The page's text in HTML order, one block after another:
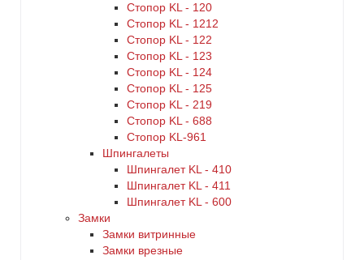
Стопор KL - 120
Стопор KL - 1212
Стопор KL - 122
Стопор KL - 123
Стопор KL - 124
Стопор KL - 125
Стопор KL - 219
Стопор KL - 688
Стопор KL-961
Шпингалеты
Шпингалет KL - 410
Шпингалет KL - 411
Шпингалет KL - 600
Замки
Замки витринные
Замки врезные